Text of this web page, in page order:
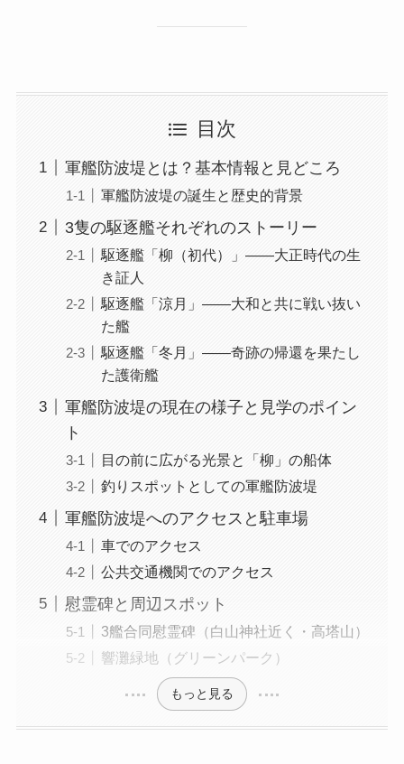
目次
軍艦防波堤とは？基本情報と見どころ
軍艦防波堤の誕生と歴史的背景
3隻の駆逐艦それぞれのストーリー
駆逐艦「柳（初代）」——大正時代の生
き証人
駆逐艦「涼月」——大和と共に戦い抜い
た艦
駆逐艦「冬月」——奇跡の帰還を果たし
た護衛艦
軍艦防波堤の現在の様子と見学のポイン
ト
目の前に広がる光景と「柳」の船体
釣りスポットとしての軍艦防波堤
軍艦防波堤へのアクセスと駐車場
車でのアクセス
公共交通機関でのアクセス
慰霊碑と周辺スポット
3艦合同慰霊碑（白山神社近く・高塔山）
響灘緑地（グリーンパーク）
もっと見る